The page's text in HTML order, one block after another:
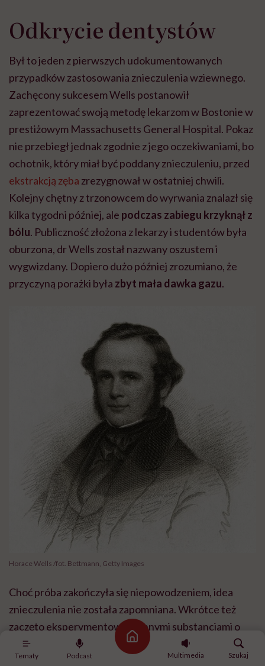
Tematy Podcast
Strona główna
Multimedia
Szukaj
Odkrycie dentystów
Był to jeden z pierwszych udokumentowanych
przypadków zastosowania znieczulenia wziewnego.
Zachęcony sukcesem Wells postanowił
zaprezentować swoją metodę lekarzom w Bostonie w
prestiżowym Massachusetts General Hospital. Pokaz
nie przebiegł jednak zgodnie z jego oczekiwaniami, bo
ochotnik, który miał być poddany znieczuleniu, przed
ekstrakcją zęba zrezygnował w ostatniej chwili.
Kolejny chętny z trzonowcem do wyrwania znalazł się
kilka tygodni później, ale podczas zabiegu krzyknął z
bólu. Publiczność złożona z lekarzy i studentów była
oburzona, dr Wells został nazwany oszustem i
wygwizdany. Dopiero dużo później zrozumiano, że
przyczyną porażki była zbyt mała dawka gazu.
Horace Wells /fot. Bettmann, Getty Images
Choć próba zakończyła się niepowodzeniem, idea
znieczulenia nie została zapomniana. Wkrótce też
zaczęto eksperymentować z innymi substancjami o
właściwościach znieczulających, takimi jak eter czy
chloroform. Środki te powoli zyskiwały przychylność